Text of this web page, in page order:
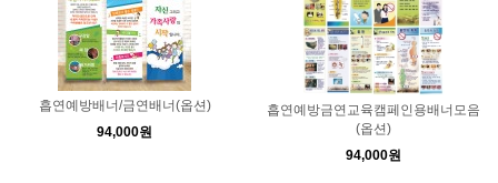
흡연예방배너/금연배너(옵션)
94,000원
흡연예방금연교육캠페인용배너모음
(옵션)
94,000원